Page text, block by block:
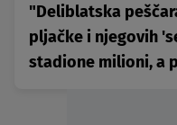
"Deliblatska
pljačke i njegovih
stadione milioni, a